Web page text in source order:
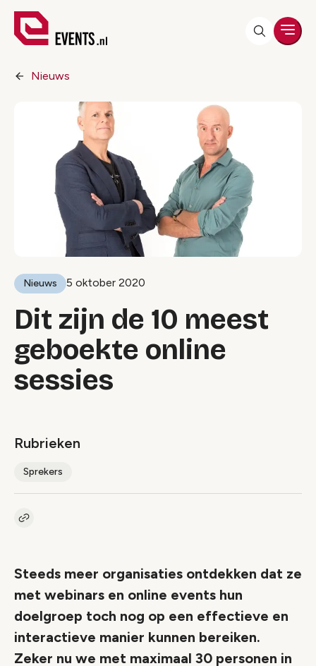
Nieuws
Nieuws 5 oktober 2020
Dit zijn de 10 meest
geboekte online
sessies
Rubrieken
Sprekers
Kopieer link naar artikel
Steeds meer organisaties ontdekken dat ze
met webinars en online events hun
doelgroep toch nog op een effectieve en
interactieve manier kunnen bereiken.
Zeker nu we met maximaal 30 personen in